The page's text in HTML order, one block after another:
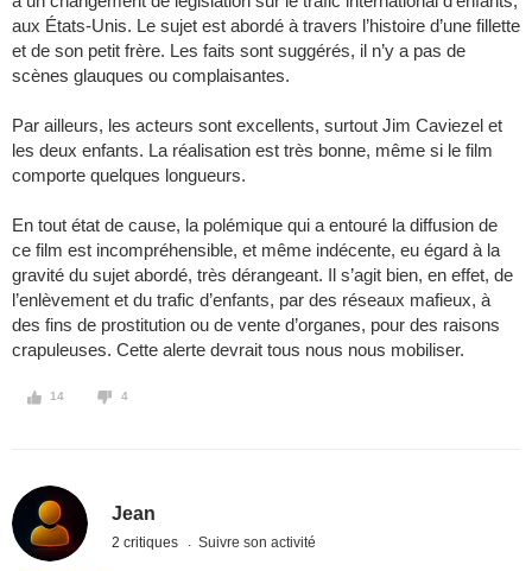
aux États-Unis. Le sujet est abordé à travers l’histoire d’une fillette
et de son petit frère. Les faits sont suggérés, il n’y a pas de
scènes glauques ou complaisantes.
Par ailleurs, les acteurs sont excellents, surtout Jim Caviezel et
les deux enfants. La réalisation est très bonne, même si le film
comporte quelques longueurs.
En tout état de cause, la polémique qui a entouré la diffusion de
ce film est incompréhensible, et même indécente, eu égard à la
gravité du sujet abordé, très dérangeant. Il s’agit bien, en effet, de
l’enlèvement et du trafic d’enfants, par des réseaux mafieux, à
des fins de prostitution ou de vente d’organes, pour des raisons
crapuleuses. Cette alerte devrait tous nous nous mobiliser.
14 4
Jean
2 critiques Suivre son activité